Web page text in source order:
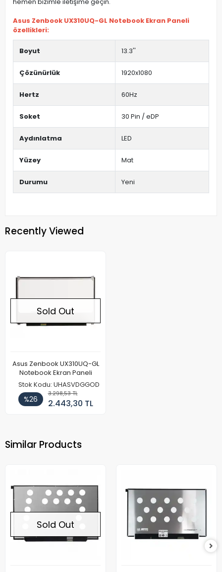
Asus Zenbook UX310UQ-GL Notebook Ekran Paneli
özellikleri:
Boyut 13.3''
Çözünürlük 1920x1080
Hertz 60Hz
Soket 30 Pin / eDP
Aydınlatma LED
Yüzey Mat
Durumu Yeni
Recently Viewed
Sold Out
Asus Zenbook UX310UQ-GL
Notebook Ekran Paneli
Stok Kodu: UHASVDGGOD
%26
3.298,53 TL
2.443,30 TL
Similar Products
Sold Out